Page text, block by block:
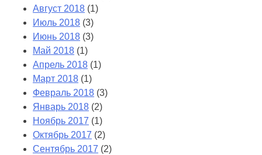
Август 2018 (1)
Июль 2018 (3)
Июнь 2018 (3)
Май 2018 (1)
Апрель 2018 (1)
Март 2018 (1)
Февраль 2018 (3)
Январь 2018 (2)
Ноябрь 2017 (1)
Октябрь 2017 (2)
Сентябрь 2017 (2)